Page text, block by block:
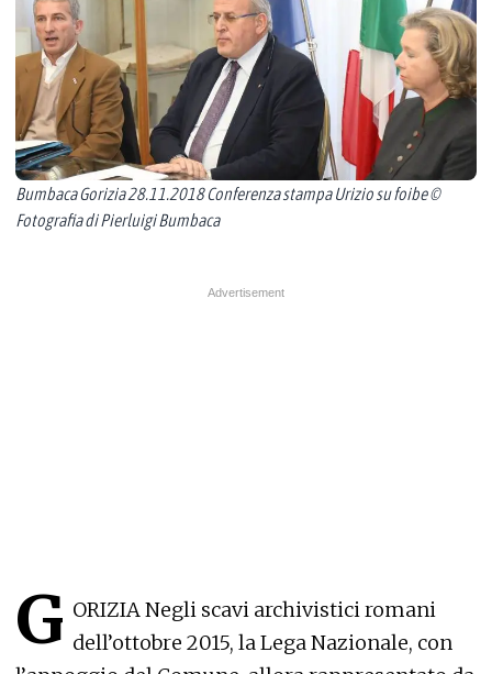
Bumbaca Gorizia 28.11.2018 Conferenza stampa Urizio su foibe ©
Fotografia di Pierluigi Bumbaca
G ORIZIA Negli scavi archivistici romani
dell’ottobre 2015, la Lega Nazionale, con